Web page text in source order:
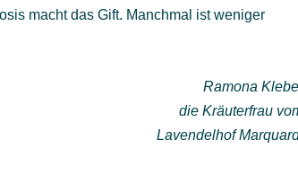
macht das Gift. Manchmal ist weniger
Ramona
die Kräuterfrau
Lavendelhof